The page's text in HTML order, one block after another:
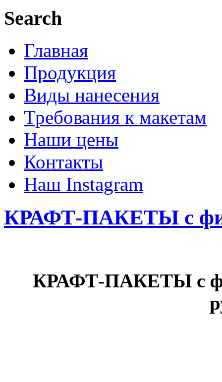
Search
Главная
Продукция
Виды нанесения
Требования к макетам
Наши цены
Контакты
Наш Instagram
КРАФТ-ПАКЕТЫ с
КРАФТ-ПАКЕТЫ с